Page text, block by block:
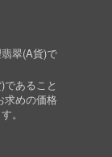
翠(A貨)で
あること
求めの価格
。